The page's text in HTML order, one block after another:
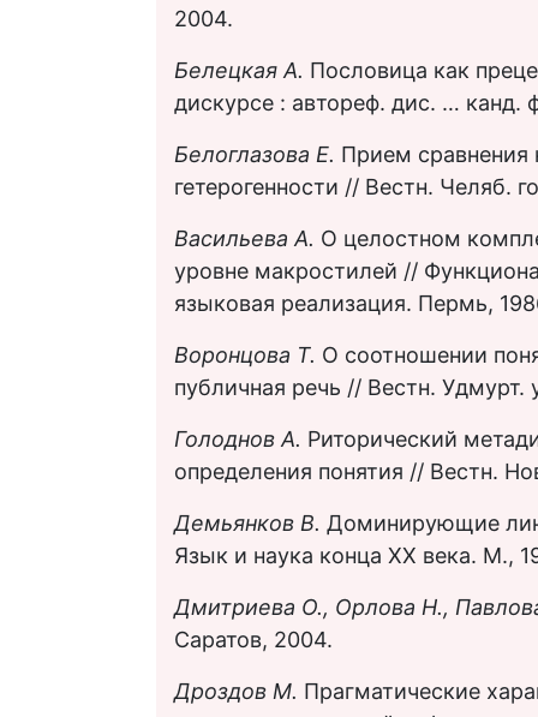
2004.
Белецкая А. Пословица как
дискурсе : автореф. дис. … канд.
Белоглазова Е. Прием сравнения
гетерогенности // Вестн. Челяб.
Васильева А. О целостном
уровне макростилей //
языковая реализация. Пермь,
Воронцова Т. О соотношении
публичная речь // Вестн. Удмурт.
Голоднов А. Риторический
определения понятия // Вестн.
Демьянков В. Доминирующие
Язык и наука конца XX века. М.,
Дмитриева О., Орлова Н.,
Саратов, 2004.
Дроздов М. Прагматические